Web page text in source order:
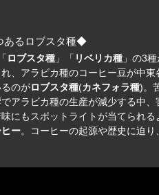
あるロブスタ種◆
ロブスタ種 」「 リベリカ種 」の3
、アラビカ種のコーヒー豆が中
のがロブスタ種(カネフォラ種)。
アラビカ種の生産が減少する中
にもスポットライトが当てられ
ー。コーヒーの起源や歴史に迫